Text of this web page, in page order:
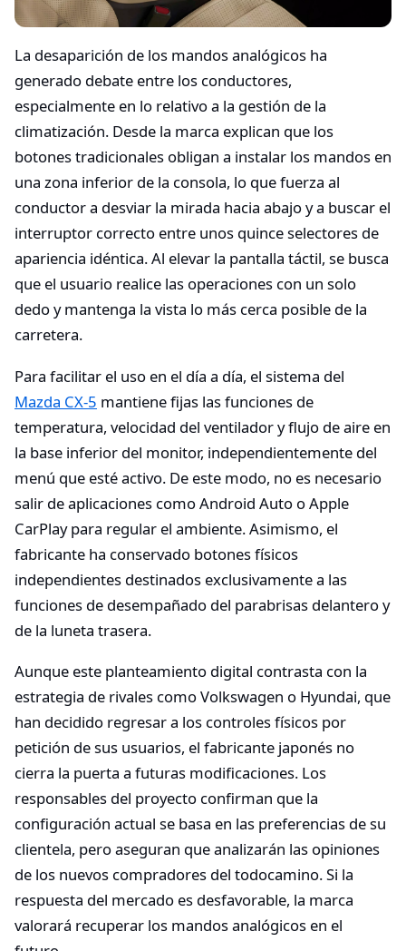
La desaparición de los mandos analógicos ha
generado debate entre los conductores,
especialmente en lo relativo a la gestión de la
climatización. Desde la marca explican que los
botones tradicionales obligan a instalar los mandos en
una zona inferior de la consola, lo que fuerza al
conductor a desviar la mirada hacia abajo y a buscar el
interruptor correcto entre unos quince selectores de
apariencia idéntica. Al elevar la pantalla táctil, se busca
que el usuario realice las operaciones con un solo
dedo y mantenga la vista lo más cerca posible de la
carretera.
Para facilitar el uso en el día a día, el sistema del
Mazda CX-5 mantiene fijas las funciones de
temperatura, velocidad del ventilador y flujo de aire en
la base inferior del monitor, independientemente del
menú que esté activo. De este modo, no es necesario
salir de aplicaciones como Android Auto o Apple
CarPlay para regular el ambiente. Asimismo, el
fabricante ha conservado botones físicos
independientes destinados exclusivamente a las
funciones de desempañado del parabrisas delantero y
de la luneta trasera.
Aunque este planteamiento digital contrasta con la
estrategia de rivales como Volkswagen o Hyundai, que
han decidido regresar a los controles físicos por
petición de sus usuarios, el fabricante japonés no
cierra la puerta a futuras modificaciones. Los
responsables del proyecto confirman que la
configuración actual se basa en las preferencias de su
clientela, pero aseguran que analizarán las opiniones
de los nuevos compradores del todocamino. Si la
respuesta del mercado es desfavorable, la marca
valorará recuperar los mandos analógicos en el